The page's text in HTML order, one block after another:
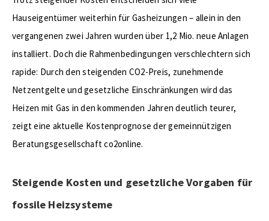
Hauseigentümer weiterhin für Gasheizungen – allein in den
vergangenen zwei Jahren wurden über 1,2 Mio. neue Anlagen
installiert. Doch die Rahmenbedingungen verschlechtern sich
rapide: Durch den steigenden CO2-Preis, zunehmende
Netzentgelte und gesetzliche Einschränkungen wird das
Heizen mit Gas in den kommenden Jahren deutlich teurer,
zeigt eine aktuelle Kostenprognose der gemeinnützigen
Beratungsgesellschaft co2online.
Steigende Kosten und gesetzliche Vorgaben für
fossile Heizsysteme